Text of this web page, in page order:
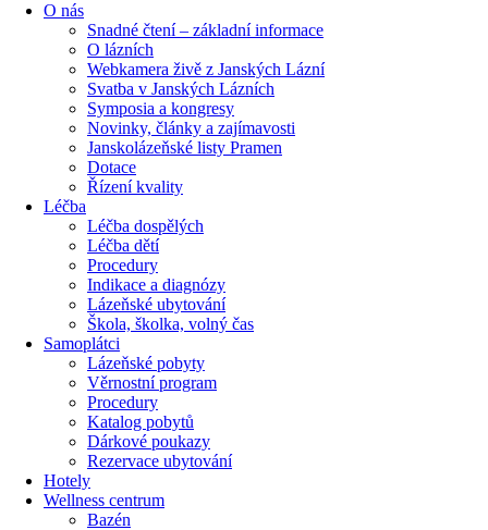
O nás
Snadné čtení – základní informace
O lázních
Webkamera živě z Janských Lázní
Svatba v Janských Lázních
Symposia a kongresy
Novinky, články a zajímavosti
Janskolázeňské listy Pramen
Dotace
Řízení kvality
Léčba
Léčba dospělých
Léčba dětí
Procedury
Indikace a diagnózy
Lázeňské ubytování
Škola, školka, volný čas
Samoplátci
Lázeňské pobyty
Věrnostní program
Procedury
Katalog pobytů
Dárkové poukazy​
Rezervace ubytování
Hotely
Wellness centrum
Bazén